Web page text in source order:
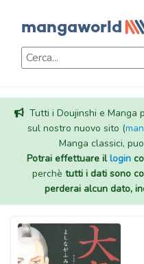
Tutti i Doujinshi e Manga
sul nostro nuovo sito (
Manga classici,
Potrai effettuare illogin
perchè tutti i dati sono
perderai alcun dato,